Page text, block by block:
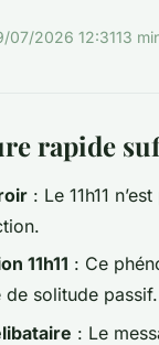
07/2026 12:3113
rapide
: Le 11h11
11h11 : Ce
de solitude passif.
: Le